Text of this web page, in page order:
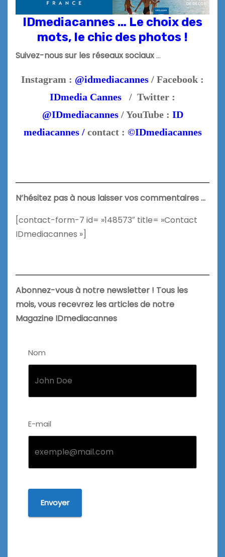
IDmediacannes … Le choix des
mots, le chic des photos !
Suivez-nous sur les réseaux sociaux…
Instagram : @idmediacannes / Facebook :
IDmedia Cannes / Twitter :
@IDmediacannes/ YouTube : ID
mediacannes / contact : ©IDmediacannes
N’hésitez pas à nous laisser vos commentaires …
[contact-form-7 id= »148573″ title= »Contact
IDmediacannes »]
Abonnez-vous à notre newsletter ! Tous les
mois, vous recevrez les articles de notre
Magazine IDmediacannes
Nom
E-mail
Envoyer